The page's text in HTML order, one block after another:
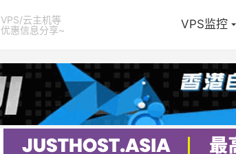
VPS/云主机等
优惠信息分享~
VPS监控